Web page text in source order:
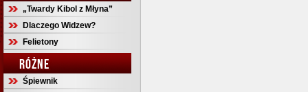
„Twardy Kibol z Młyna”
Dlaczego Widzew?
Felietony
RÓŻNE
Śpiewnik